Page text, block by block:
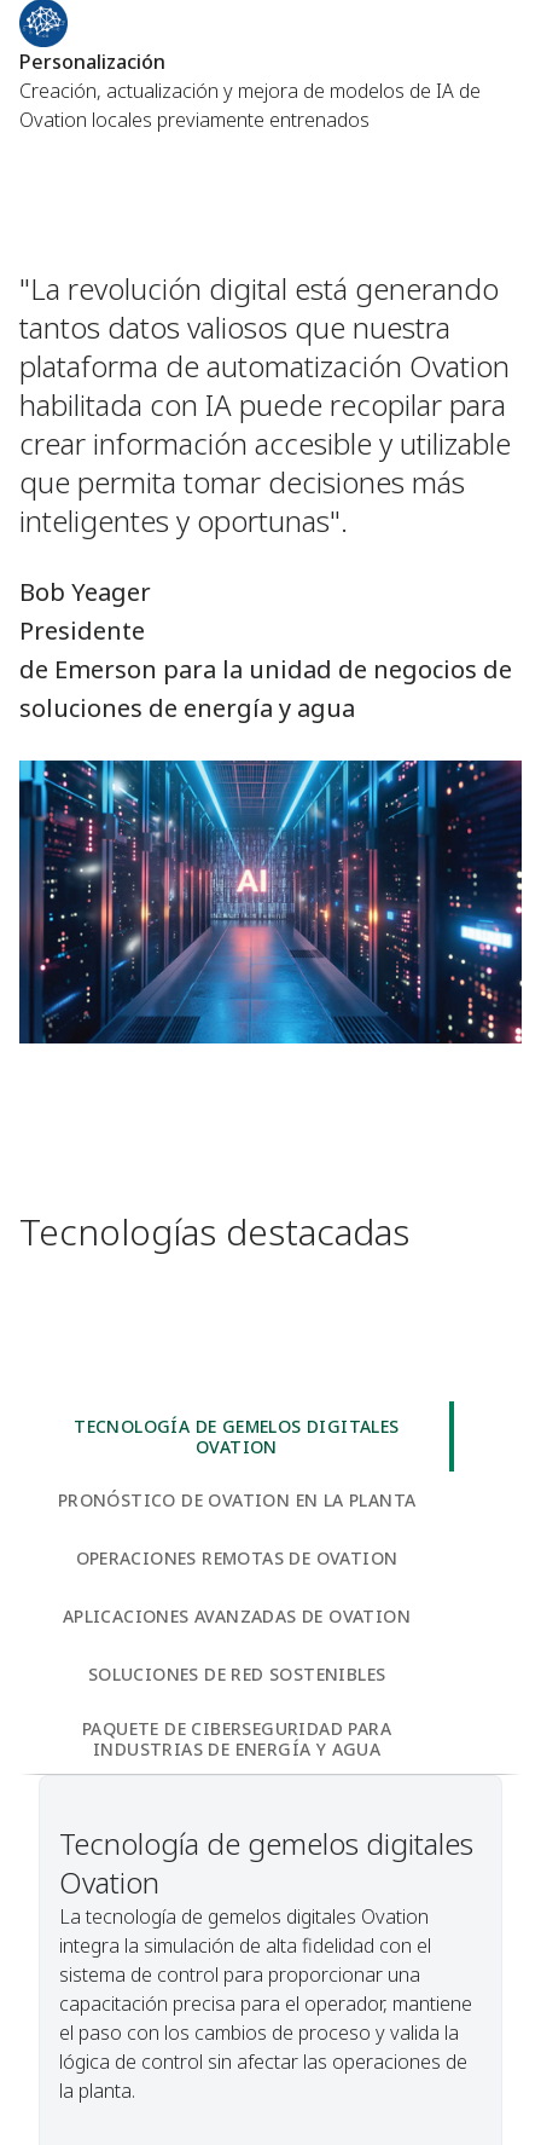
Personalización
Creación, actualización y mejora de modelos de IA de
Ovation locales previamente entrenados
"La revolución digital está generando
tantos datos valiosos que nuestra
plataforma de automatización Ovation
habilitada con IA puede recopilar para
crear información accesible y utilizable
que permita tomar decisiones más
inteligentes y oportunas".
Bob Yeager
Presidente
de Emerson para la unidad de negocios de
soluciones de energía y agua
Tecnologías destacadas
TECNOLOGÍA DE GEMELOS DIGITALES
OVATION
PRONÓSTICO DE OVATION EN LA PLANTA
OPERACIONES REMOTAS DE OVATION
APLICACIONES AVANZADAS DE OVATION
SOLUCIONES DE RED SOSTENIBLES
PAQUETE DE CIBERSEGURIDAD PARA
INDUSTRIAS DE ENERGÍA Y AGUA
Tecnología de gemelos digitales
Ovation
La tecnología de gemelos digitales Ovation
integra la simulación de alta fidelidad con el
sistema de control para proporcionar una
capacitación precisa para el operador, mantiene
el paso con los cambios de proceso y valida la
lógica de control sin afectar las operaciones de
la planta.